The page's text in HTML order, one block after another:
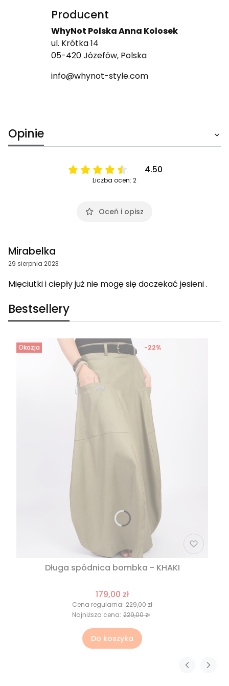
Producent
WhyNot Polska Anna Kolosek
ul. Krótka 14
05-420 Józefów, Polska
info@whynot-style.com
Opinie
4.50
Liczba ocen: 2
Oceń i opisz
Mirabelka
29 sierpnia 2023
Mięciutki i ciepły już nie mogę się doczekać jesieni .
Bestsellery
Okazja
Długa spódnica bombka - KHAKI
179,00 zł
Cena regularna: 229,00 zł
-22%
Najniższa cena: 229,00 zł
Do koszyka